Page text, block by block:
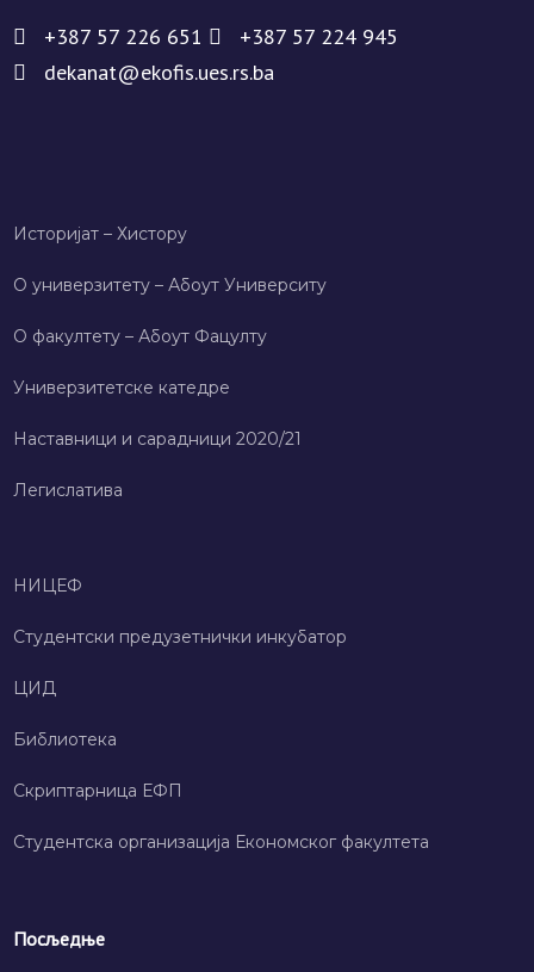
+387 57 226 651
+387 57 224 945
dekanat@ekofis.ues.rs.ba
Историјат – Хисторy
О универзитету – Абоут Университy
О факултету – Абоут Фацултy
Универзитетске катедре
Наставници и сарадници 2020/21
Легислатива
НИЦЕФ
Студентски предузетнички инкубатор
ЦИД
Библиотека
Скриптарница ЕФП
Студентска организација Економског факултета
Посљедње